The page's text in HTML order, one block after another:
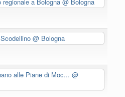
@ Bologna
alle Piane di Moc... @